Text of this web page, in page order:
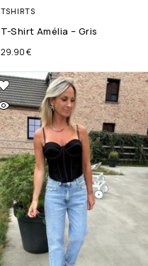
TSHIRTS
T-Shirt Amélia – Gris
29.90€